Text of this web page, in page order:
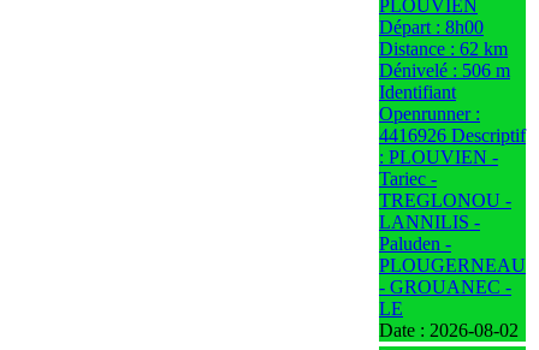
PLOUVIEN
Départ : 8h00
Distance : 62 km
Dénivelé : 506 m
Identifiant
Openrunner :
4416926 Descriptif
: PLOUVIEN -
Tariec -
TREGLONOU -
LANNILIS -
Paluden -
PLOUGERNEAU
- GROUANEC -
LE
Date : 2026-08-02